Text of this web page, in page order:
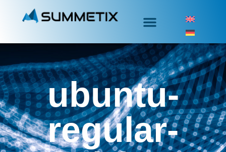
ubuntu-
regular-